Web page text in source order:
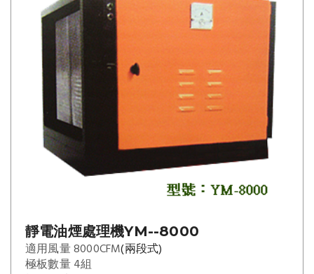
靜電油煙處理機YM--8000
適用風量 8000CFM(兩段式)
極板數量 4組